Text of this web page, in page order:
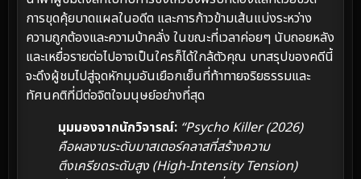
การขุดคุ้ยบาดแผลในอดีต และการก้าวข้ามเส้นแบ่งระหว่าง
ความถูกต้องและความบ้าคลั่ง ในขณะที่เวลาค่อยๆ นับถอยหลัง
และเหยื่อรายต่อไปอาจเป็นใครก็ได้ใกล้ตัวคุณ บทสรุปของคดีนี้
จะดึงผู้ชมไปสู่จุดหักมุมอันเยือกเย็นที่ท้าทายจริยธรรมและ
ทัศนคติที่มีต่อจิตใจมนุษย์อย่างที่สุด
มุมมองจากนักวิจารณ์: “Psycho Killer (2026)
คือผลงานระดับมาสเตอร์คลาสที่สร้างความ
ตึงเครียดระดับสูง (High-Intensity Tension)